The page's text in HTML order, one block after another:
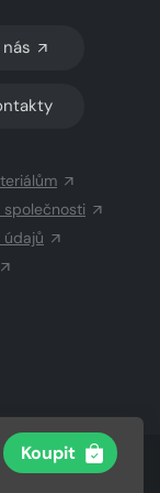
Koupit
společnosti
údajů
a.s.a dodavatelé